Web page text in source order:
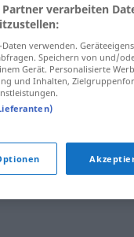
für
verarbeiten
verwenden.
Speichern von und/
Gerät. Personalisierte
und Inhalten,